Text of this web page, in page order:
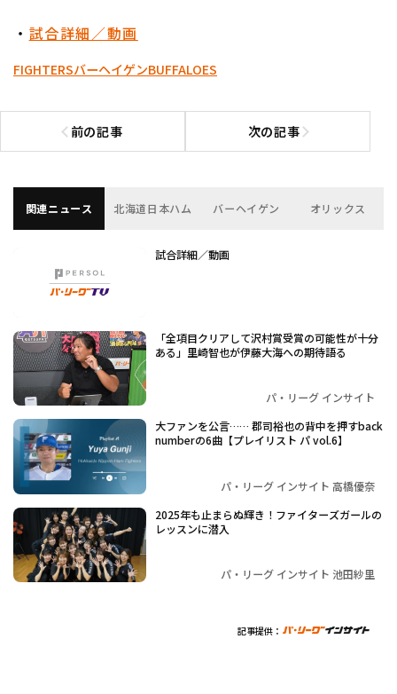
・ 試合詳細／動画
FIGHTERSバーヘイゲンBUFFALOES
前の記事
前の記事へ 次の記事次の記事へ
関連ニュース 北海道日本ハム バーヘイゲン オリックス
試合詳細／動画
「全項目クリアして沢村賞受賞の可能性が十分
ある」里崎智也が伊藤大海への期待語る
パ・リーグ インサイト
大ファンを公言…… 郡司裕也の背中を押すback
numberの6曲【プレイリスト パ vol.6】
パ・リーグ インサイト 高橋優奈
2025年も止まらぬ輝き！ファイターズガールの
レッスンに潜入
パ・リーグ インサイト 池田紗里
記事提供：